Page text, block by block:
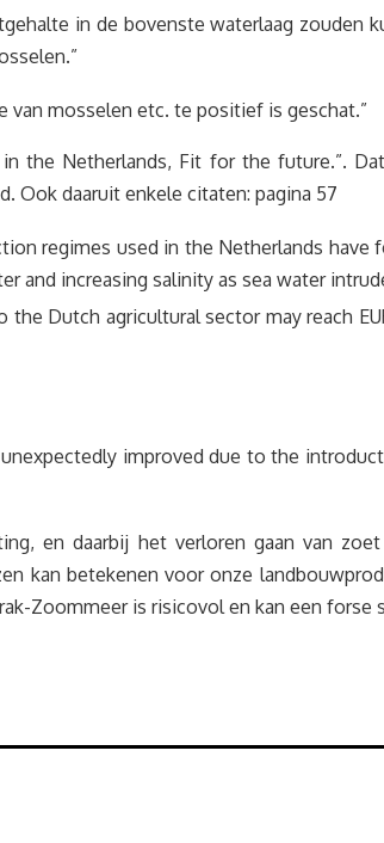
in de bovenste waterlaag
van mosselen etc. te positief is geschat.”
in the Netherlands, Fit for the future.”.
Ook daaruit enkele citaten: pagina 57
regimes used in the Netherlands
and increasing salinity as sea water
Dutch agricultural sector may reach
improved due to the
en daarbij het verloren gaan van
kan betekenen voor onze
Zoommeer is risicovol en kan een